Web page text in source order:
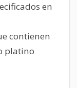
en
contienen
platino